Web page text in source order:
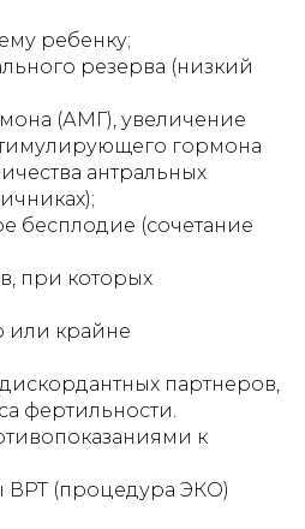
ребенку;
резерва (низкий
(АМГ), увеличение
гормона
антральных
бесплодие (сочетание
при которых
или крайне
партнеров,
фертильности.
к
(процедура ЭКО)